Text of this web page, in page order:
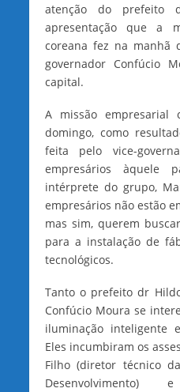
atenção do prefeito
apresentação que a
coreana fez na manhã
governador Confúcio
capital.
A missão empresarial
domingo, como
feita pelo vice-
empresários àquele
intérprete do grupo,
empresários não estão
mas sim, querem
para a instalação de
tecnológicos.
Tanto o prefeito dr
Confúcio Moura se
iluminação inteligente
Eles incumbiram os
Filho (diretor técnico